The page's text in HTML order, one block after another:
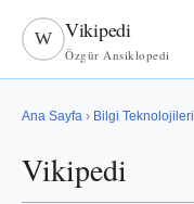
W Vikipedi
Özgür Ansiklopedi
Ana Sayfa › Bilgi Teknolojileri
Vikipedi